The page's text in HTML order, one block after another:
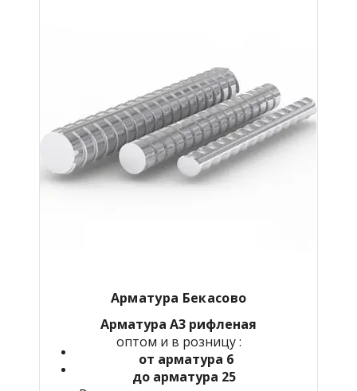
Арматура Бекасово
Арматура А3 рифленая
оптом и в розницу :
от арматура 6
до арматура 25